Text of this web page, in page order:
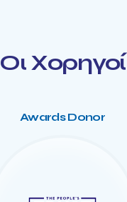
Οι Χορηγοί
Awards Donor